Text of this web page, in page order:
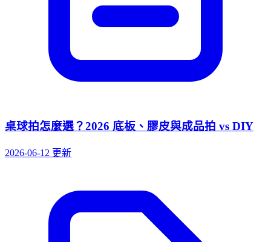
桌球拍怎麼選？2026 底板、膠皮與成品拍 vs DIY
2026-06-12 更新